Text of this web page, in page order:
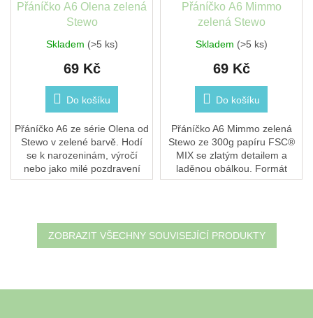
Přáníčko A6 Olena zelená
Stewo
Skladem (>5 ks)
69 Kč
Do košíku
Přáníčko A6 ze série Olena od
Stewo v zelené barvě. Hodí
se k narozeninám, výročí
nebo jako milé pozdravení
bez konkrétní příležitosti. V
Přáníčko A6 Mimmo
zelená Stewo
Skladem (>5 ks)
69 Kč
Do košíku
Přáníčko A6 Mimmo zelená
Stewo ze 300g papíru FSC®
MIX se zlatým detailem a
laděnou obálkou. Formát
105×148 mm, sebelepicí
ZOBRAZIT VŠECHNY SOUVISEJÍCÍ PRODUKTY